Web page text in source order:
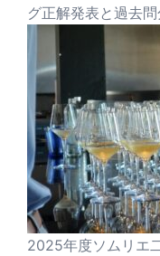
グ正解発表と過去
2025年度ソムリエ